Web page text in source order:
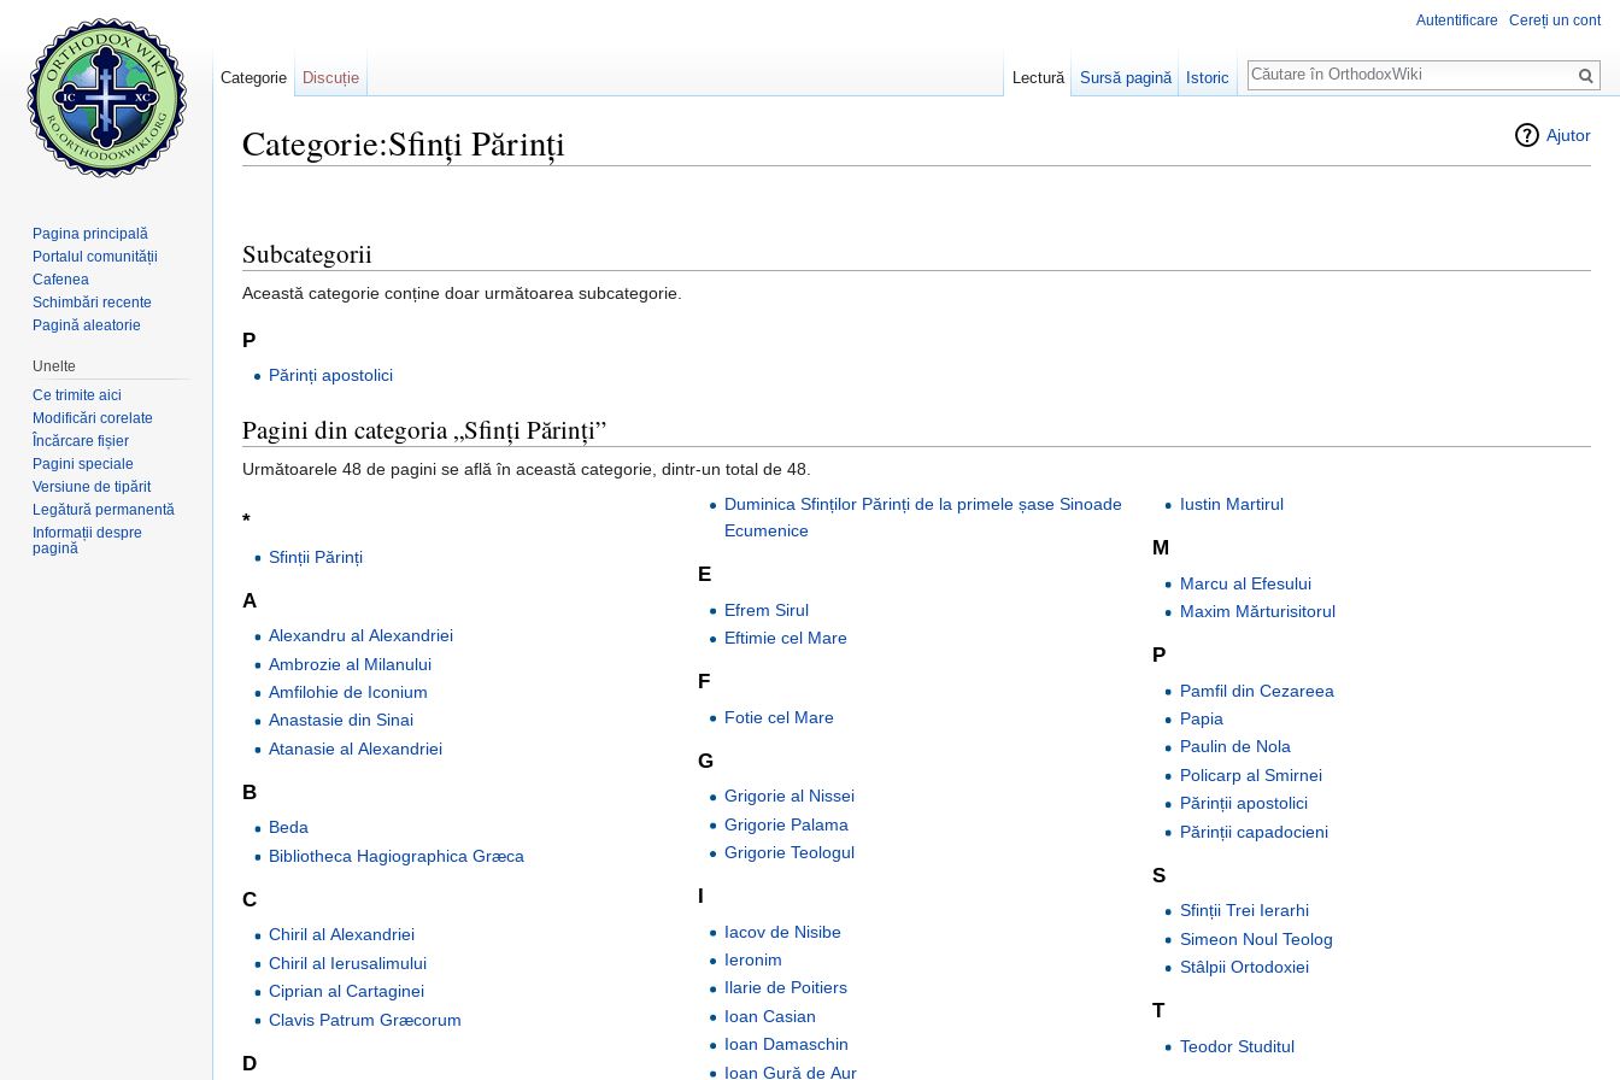
Ajutor
Categorie:Sfinți Părinți
Subcategorii
Această categorie conține doar următoarea subcategorie.
P
Părinți apostolici
Pagini din categoria „Sfinți Părinți”
Următoarele 48 de pagini se află în această categorie, dintr-un total de 48.
*
Sfinții Părinți
A
Alexandru al Alexandriei
Ambrozie al Milanului
Amfilohie de Iconium
Anastasie din Sinai
Atanasie al Alexandriei
B
Beda
Bibliotheca Hagiographica Græca
C
Chiril al Alexandriei
Chiril al Ierusalimului
Ciprian al Cartaginei
Clavis Patrum Græcorum
D
Duminica Sfinților Părinți de la primele șase Sinoade
Ecumenice
E
Efrem Sirul
Eftimie cel Mare
F
Fotie cel Mare
G
Grigorie al Nissei
Grigorie Palama
Grigorie Teologul
Iacov de Nisibe
Ieronim
Ilarie de Poitiers
Ioan Casian
Ioan Damaschin
Ioan Gură de Aur
Iustin Martirul
M
Marcu al Efesului
Maxim Mărturisitorul
P
Pamfil din Cezareea
Papia
Paulin de Nola
Policarp al Smirnei
Părinții apostolici
Părinții capadocieni
S
Sfinții Trei Ierarhi
Simeon Noul Teolog
Stâlpii Ortodoxiei
T
Teodor Studitul
Autentificare Cereți un cont
Categorie Discuție Lectură Sursă pagină Istoric
Căutare
Pagina principală
Portalul comunității
Cafenea
Schimbări recente
Pagină aleatorie
Unelte
Ce trimite aici
Modificări corelate
Încărcare fișier
Pagini speciale
Versiune de tipărit
Legătură permanentă
Informații despre
pagină